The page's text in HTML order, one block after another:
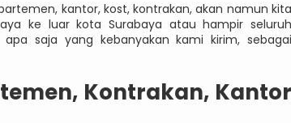
kantor, kost, kontrakan, akan namun kita
ke luar kota Surabaya atau hampir seluruh
saja yang kebanyakan kami kirim, sebagai
Kontrakan, Kantor